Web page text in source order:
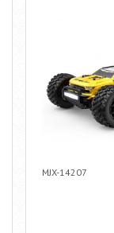
MJX-14207